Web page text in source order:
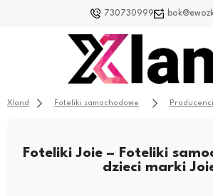
730730999
Xland Foteliki samochodowe Producenci
Foteliki Joie – Foteliki
dzieci marki